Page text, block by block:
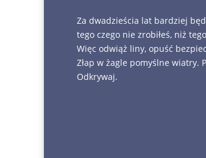
Za dwadzieścia lat bardziej
tego czego nie zrobiłeś, niż
Więc odwiąż liny, opuść
Złap w żagle pomyślne wiatry.
Odkrywaj.